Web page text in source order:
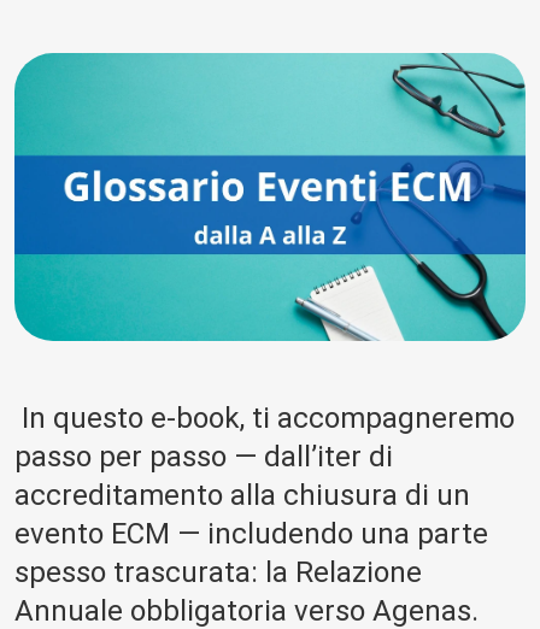
In questo e-book, ti accompagneremo
passo per passo — dall’iter di
accreditamento alla chiusura di un
evento ECM — includendo una parte
spesso trascurata: la Relazione
Annuale obbligatoria verso Agenas.